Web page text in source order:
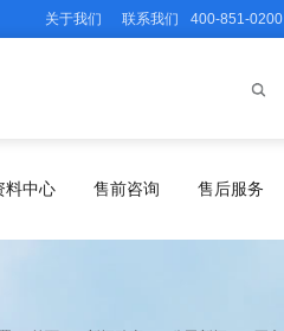
关于我们 联系我们 400-851-0200
料中心 售前咨询 售后服务